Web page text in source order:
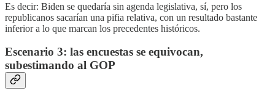
Es decir: Biden se quedaría sin agenda legislativa, sí, pero los
republicanos sacarían una pifia relativa, con un resultado bastante
inferior a lo que marcan los precedentes históricos.
Escenario 3: las encuestas se equivocan,
subestimando al GOP